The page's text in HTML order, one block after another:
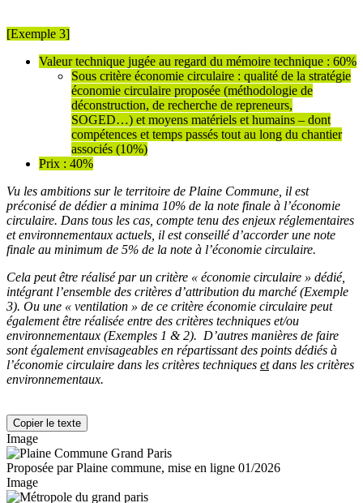
[Exemple 3]
Valeur technique jugée au regard du mémoire technique : 60%
Sous critère économie circulaire : qualité de la stratégie
économie circulaire proposée (méthodologie de
déconstruction, de recherche de repreneurs,
SOGED…) et moyens matériels et humains – dont
compétences et temps passés tout au long du chantier
associés (10%)
Prix : 40%
Vu les ambitions sur le territoire de Plaine Commune, il est
préconisé de dédier a minima 10% de la note finale à l’économie
circulaire. Dans tous les cas, compte tenu des enjeux réglementaires
et environnementaux actuels, il est conseillé d’accorder une note
finale au minimum de 5% de la note à l’économie circulaire.
Cela peut être réalisé par un critère « économie circulaire » dédié,
intégrant l’ensemble des critères d’attribution du marché (Exemple
3). Ou une « ventilation » de ce critère économie circulaire peut
également être réalisée entre des critères techniques et/ou
environnementaux (Exemples 1 & 2). D’autres manières de faire
sont également envisageables en répartissant des points dédiés à
l’économie circulaire dans les critères techniques etdans les critères
environnementaux.
Copier le texte
Image
Proposée par Plaine commune, mise en ligne 01/2026
Image